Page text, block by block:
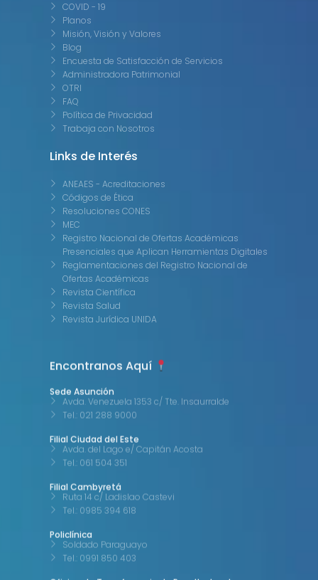
COVID - 19
Planos
Misión, Visión y Valores
Blog
Encuesta de Satisfacción de Servicios
Administradora Patrimonial
OTRI
FAQ
Política de Privacidad
Trabaja con Nosotros
Links de Interés
ANEAES - Acreditaciones
Códigos de Ética
Resoluciones CONES
MEC
Registro Nacional de Ofertas Académicas
Presenciales que Aplican Herramientas Digitales
Reglamentaciones del Registro Nacional de
Ofertas Académicas
Revista Científica
Revista Salud
Revista Jurídica UNIDA
Avda. Venezuela 1353 c/ Tte. Insaurralde
Tel.: 021 288 9000
Avda. del Lago e/ Capitán Acosta
Tel.: 061 504 351
Ruta 14 c/ Ladislao Castevi
Tel.: 0985 394 618
Soldado Paraguayo
Tel.: 0991 850 403